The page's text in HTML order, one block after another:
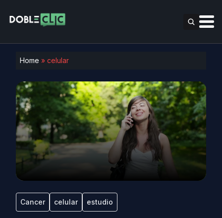
Home » celular
Cancer celular estudio